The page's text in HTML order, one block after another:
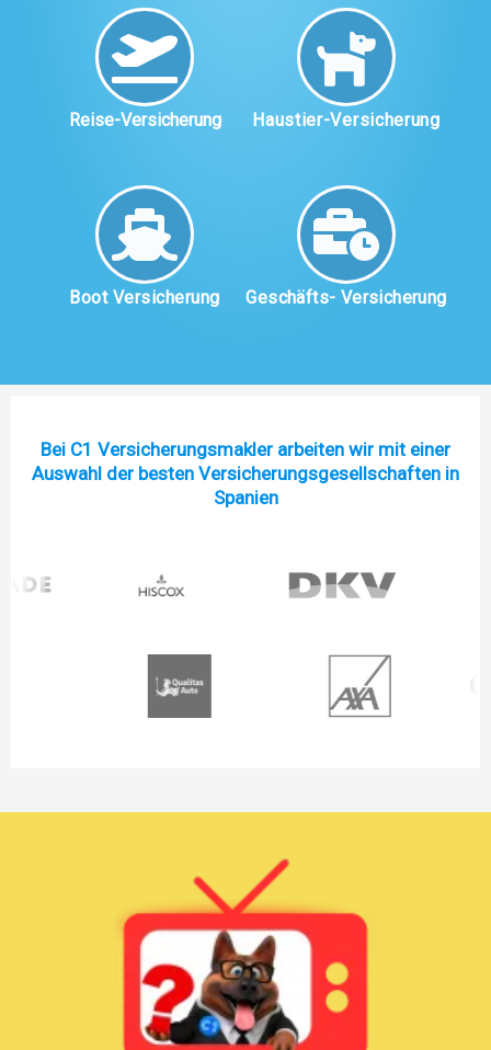
Reise-Versicherung Haustier-Versicherung
Boot Versicherung Geschäfts- Versicherung
Bei C1 Versicherungsmakler arbeiten wir mit einer
Auswahl der besten Versicherungsgesellschaften in
Spanien